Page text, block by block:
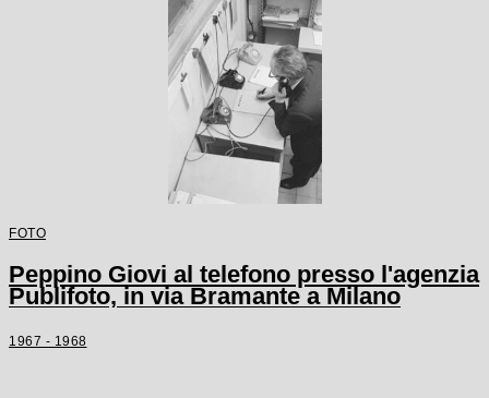
FOTO
Peppino Giovi al telefono presso l'agenzia
Publifoto, in via Bramante a Milano
1967 - 1968